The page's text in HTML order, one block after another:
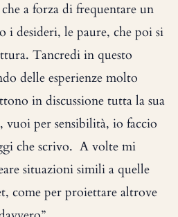
a forza di frequentare un
i desideri, le paure, che poi si
Tancredi in questo
delle esperienze molto
in discussione tutta la sua
vuoi per sensibilità, io faccio
che scrivo. A volte mi
situazioni simili a quelle
come per proiettare altrove